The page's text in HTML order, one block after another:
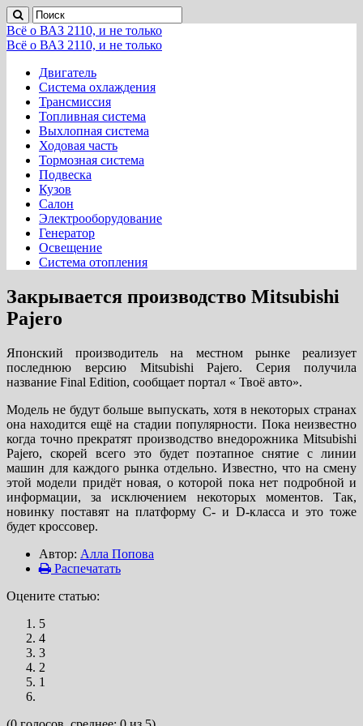
Всё о ВАЗ 2110, и не только
Всё о ВАЗ 2110, и не только
Двигатель
Система охлаждения
Трансмиссия
Топливная система
Выхлопная система
Ходовая часть
Тормозная система
Подвеска
Кузов
Салон
Электрооборудование
Генератор
Освещение
Система отопления
Закрывается производство Mitsubishi
Pajero
Японский производитель на местном рынке реализует
последнюю версию Mitsubishi Pajero. Серия получила
название Final Edition, сообщает портал « Твоё авто».
Модель не будут больше выпускать, хотя в некоторых странах
она находится ещё на стадии популярности. Пока неизвестно
когда точно прекратят производство внедорожника Mitsubishi
Pajero, скорей всего это будет поэтапное снятие с линии
машин для каждого рынка отдельно. Известно, что на смену
этой модели придёт новая, о которой пока нет подробной и
информации, за исключением некоторых моментов. Так,
новинку поставят на платформу C- и D-класса и это тоже
будет кроссовер.
Автор: Алла Попова
Распечатать
Оцените статью:
5
4
3
2
1